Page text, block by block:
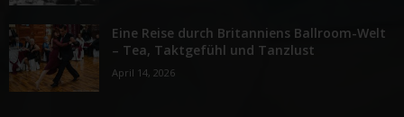
Eine Reise durch Britanniens Ballroom-Welt
– Tea, Taktgefühl und Tanzlust
April 14, 2026